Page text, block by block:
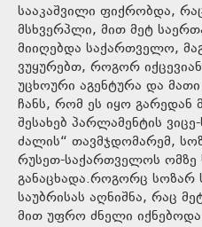
სააკაშვილი ფიქრობდა,
მსხვერპლი, მით მეტ
მიიღებდა საქართველო,
ვუყურებთ, როგორ
უცხოური აგენტურა და
ჩანს, რომ ეს იყო გარედან
შესახებ პარლამენტის
ძალის“ თავმჯდომარემ,
რუსეთ-საქართველოს ომზე
განაცხადა.როგორც სოზარ
საუბრისას აღნიშნა, რაც
მით უფრო ძნელი